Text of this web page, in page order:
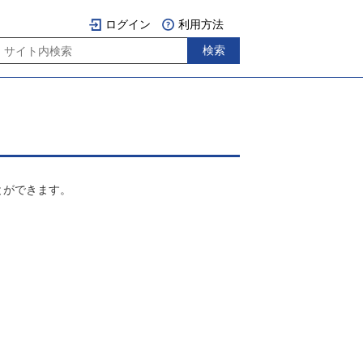
ログイン 利用方法
できます。